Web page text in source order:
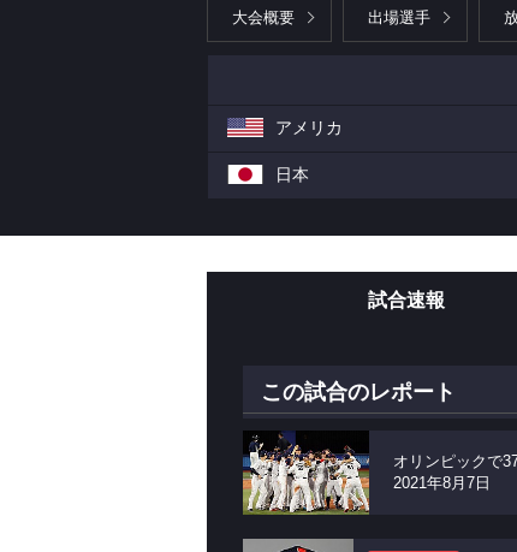
大会概要 出場選手
アメリカ
日本
試合速報
この試合のレポート
オリンピックで
2021年8月7日